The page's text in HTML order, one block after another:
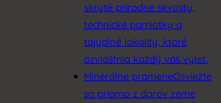
skryté prírodné skvosty,
technické pamiatky a
tajuplné lokality, ktoré
ozvláštnia každý váš výlet.
Minerálne prameneOsviežte
sa priamo z darov zeme